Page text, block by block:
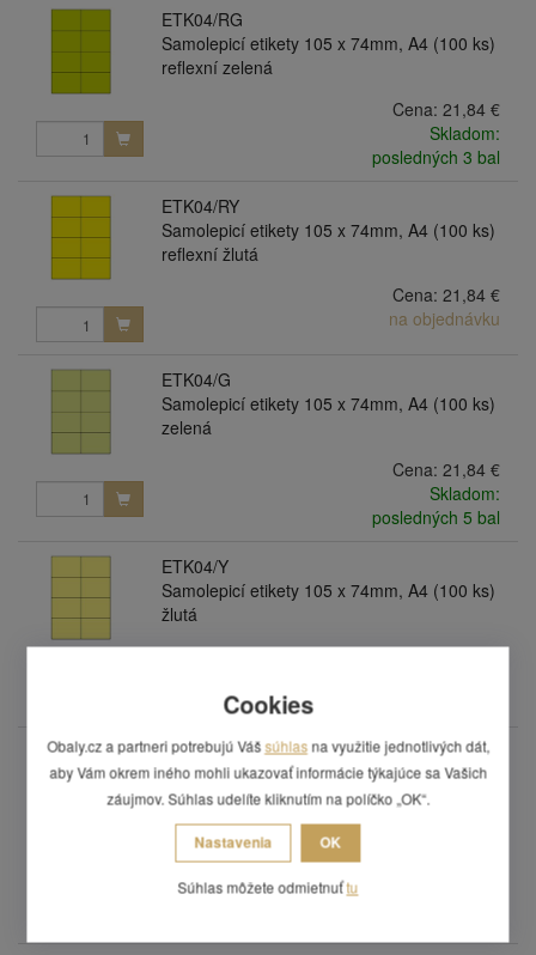
ETK04/RG
Samolepicí etikety 105 x 74mm, A4 (100 ks)
reflexní zelená
Cena: 21,84 €
Skladom:
posledných 3 bal
ETK04/RY
Samolepicí etikety 105 x 74mm, A4 (100 ks)
reflexní žlutá
Cena: 21,84 €
na objednávku
ETK04/G
Samolepicí etikety 105 x 74mm, A4 (100 ks)
zelená
Cena: 21,84 €
Skladom:
posledných 5 bal
ETK04/Y
Samolepicí etikety 105 x 74mm, A4 (100 ks)
žlutá
Cena:21,84 €
ETK38/RG
Samolepiace etikety 66 x 40 mm, A4 (100
ks) refexní zelené
Počet etikiet na A4: 21 ks ....... Počet listov v
balení: 100 ks .....
Cookies
Obaly.cz a partneri potrebujú Vášsúhlas na využitie jednotlivých dát,
aby Vám okrem iného mohli ukazovať informácie týkajúce sa Vašich
záujmov. Súhlas udelíte kliknutím na políčko „OK“.
Nastavenia OK
Súhlas môžete odmietnuťtu